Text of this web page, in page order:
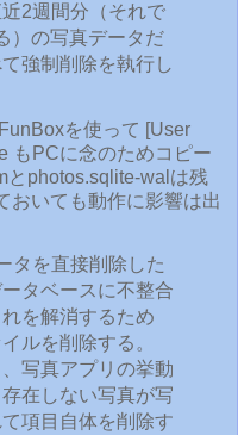
2週間分（それで
）の写真データだ
強制削除を執行し
を使って [User
もPCに念のためコピー
とphotos.sqlite-walは残
おいても動作に影響は出
タを直接削除した
タベースに不整合
を解消するため
ルを削除する。
写真アプリの挙動
在しない写真が写
項目自体を削除す